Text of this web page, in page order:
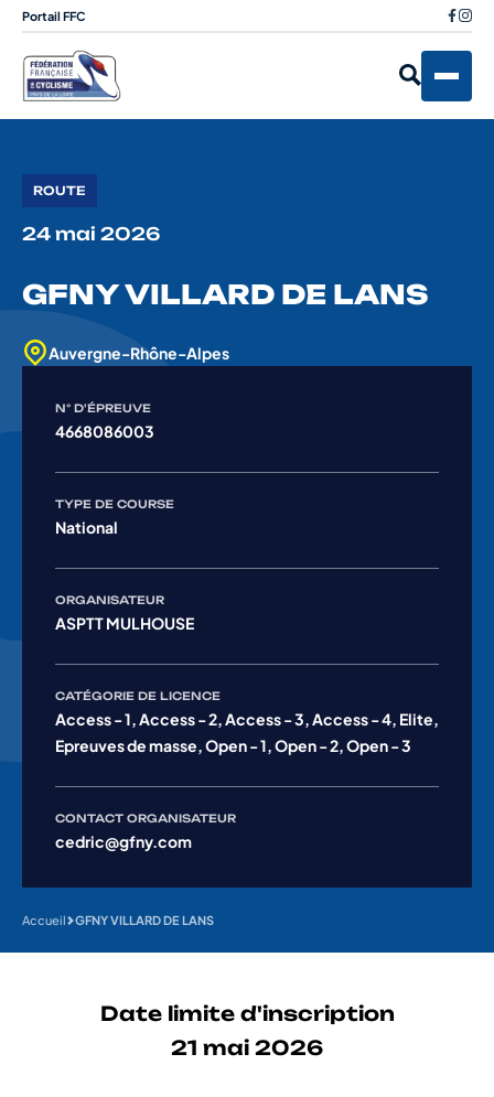
Portail FFC
ROUTE
24 mai 2026
GFNY VILLARD DE LANS
Auvergne-Rhône-Alpes
N° D'ÉPREUVE
4668086003
TYPE DE COURSE
National
ORGANISATEUR
ASPTT MULHOUSE
CATÉGORIE DE LICENCE
Access - 1, Access - 2, Access - 3, Access - 4, Elite,
Epreuves de masse, Open - 1, Open - 2, Open - 3
CONTACT ORGANISATEUR
cedric@gfny.com
Accueil GFNY VILLARD DE LANS
Date limite d'inscription
21 mai 2026